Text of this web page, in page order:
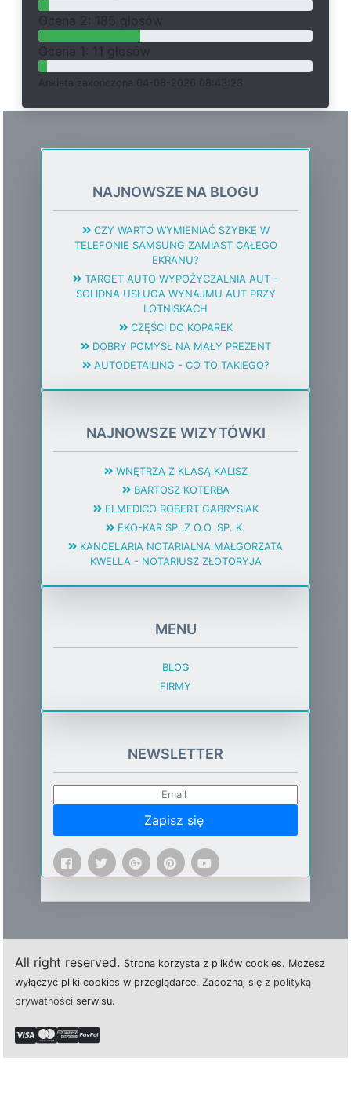
O
a 2: 185 głosów
O
a 1: 11 głosów
Ankieta a a 04-08-2026 08:43:23
NAJNOWSZE NA BLOGU
CZY WARTO WYMIENIAĆ SZYBKĘ W
TELEFONIE SAMSUNG ZAMIAST CAŁEGO
EKRANU?
TARGET AUTO WYPOŻYCZALNIA AUT -
SOLIDNA USŁUGA WYNAJMU AUT PRZY
LOTNISKACH
CZĘŚCI DO KOPAREK
DOBRY POMYSŁ NA MAŁY PREZENT
AUTODETAILING - CO TO TAKIEGO?
NAJNOWSZE WIZYTÓWKI
WNĘTRZA Z KLASĄ KALISZ
BARTOSZ KOTERBA
ELMEDICO ROBERT GABRYSIAK
EKO-KAR SP. Z O.O. SP. K.
KANCELARIA NOTARIALNA MAŁGORZATA
KWELLA - NOTARIUSZ ZŁOTORYJA
MENU
BLOG
FIRMY
NEWSLETTER
Zapisz się
All right reserved. Strona korzysta z plików cookies. Możesz
wyłączyć pliki cookies w przeglądarce. Zapoznaj się z polityką
prywatności serwisu.